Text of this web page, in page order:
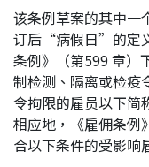
该条例草案的其中一
订后“病假日”的定
条例》（第599 章）
制检测、隔离或检
令拘限的雇员以下
相应地，《雇佣条例
合以下条件的受影响